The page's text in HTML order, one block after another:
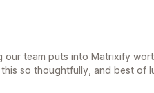
our team puts into Matrixify
so thoughtfully, and best of